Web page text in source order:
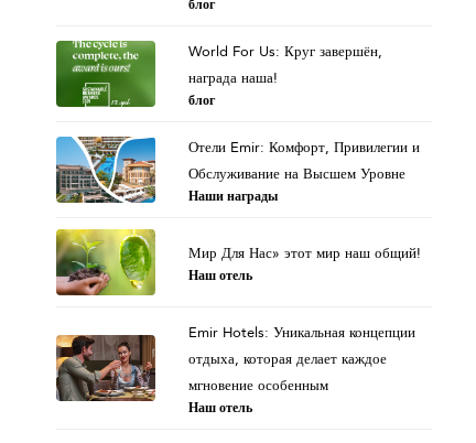
блог
World For Us: Круг завершён,
награда наша!
блог
Отели Emir: Комфорт, Привилегии и
Обслуживание на Высшем Уровне
Наши награды
Мир Для Нас» этот мир наш общий!
Наш отель
Emir Hotels: Уникальная концепции
отдыха, которая делает каждое
мгновение особенным
Наш отель